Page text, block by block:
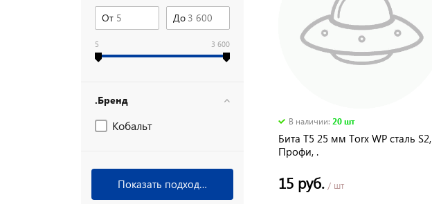
От До
5 3 600
.Бренд
Кобальт В наличии: 20 шт
Бита T5 25 мм Torx WP сталь S2,
Профи, .
15 руб. / шт